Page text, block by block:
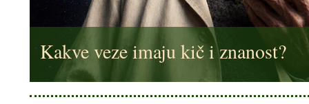
Kakve veze imaju kič i znanost?